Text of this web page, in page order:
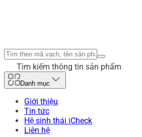
Tìm kiếm thông tin sản phẩm
Danh mục
Giới thiệu
Tin tức
Hệ sinh thái iCheck
Liên hệ